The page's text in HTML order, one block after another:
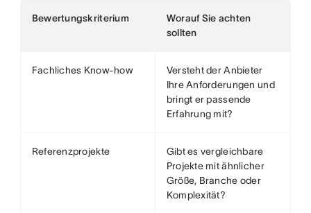
Bewertungskriterium
Worauf Sie achten
sollten
Fachliches Know-how
Versteht der Anbieter
Ihre Anforderungen und
bringt er passende
Erfahrung mit?
Referenzprojekte
Gibt es vergleichbare
Projekte mit ähnlicher
Größe, Branche oder
Komplexität?